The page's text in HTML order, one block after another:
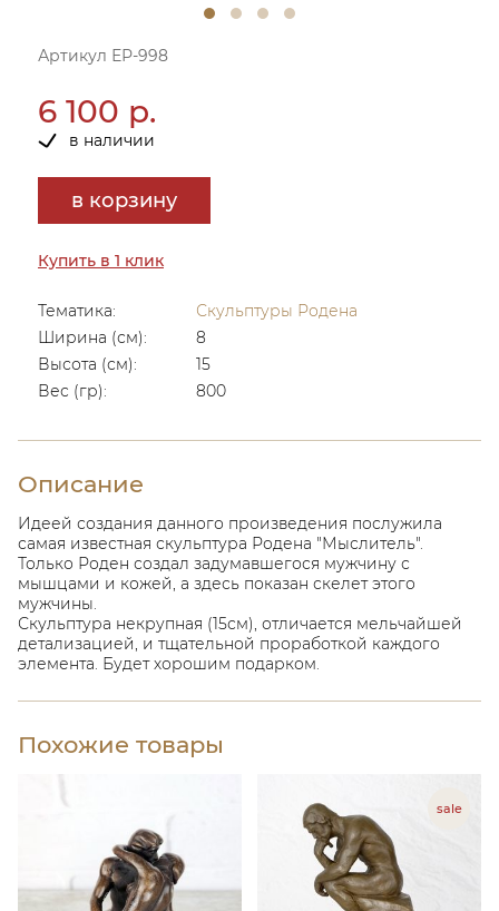
Артикул ЕР-998
6 100 р.
в наличии
в корзину
Купить в 1 клик
Тематика:
Скульптуры Родена
Ширина (см):
8
Высота (см):
15
Вес (гр):
800
Описание
Идеей создания данного произведения послужила
самая известная скульптура Родена "Мыслитель".
Только Роден создал задумавшегося мужчину с
мышцами и кожей, а здесь показан скелет этого
мужчины.
Скульптура некрупная (15см), отличается мельчайшей
детализацией, и тщательной проработкой каждого
элемента. Будет хорошим подарком.
Похожие товары